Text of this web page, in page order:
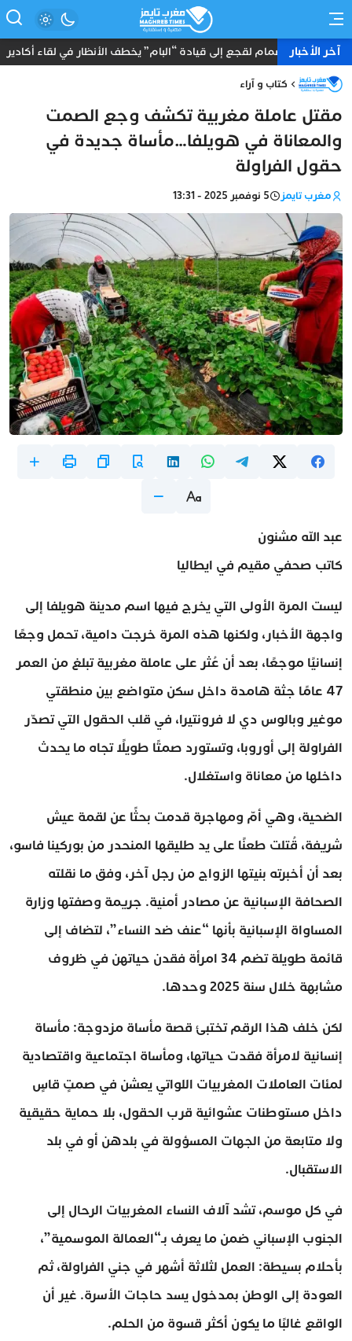
آخر الأخبارانضمام لقجع إلى قيادة “البام” يخطف الأنظار في لقاء أكادير
كتاب و آراء
مقتل عاملة مغربية تكشف وجع الصمت
والمعاناة في هويلفا…مأساة جديدة في
حقول الفراولة
مغرب تايمز 5 نوفمبر 2025 - 13:31
عبد الله مشنون
كاتب صحفي مقيم في ايطاليا
ليست المرة الأولى التي يخرج فيها اسم مدينة هويلفا إلى
واجهة الأخبار، ولكنها هذه المرة خرجت دامية، تحمل وجعًا
إنسانيًا موجعًا، بعد أن عُثر على عاملة مغربية تبلغ من العمر
47 عامًا جثة هامدة داخل سكن متواضع بين منطقتي
موغير وبالوس دي لا فرونتيرا، في قلب الحقول التي تصدّر
الفراولة إلى أوروبا، وتستورد صمتًا طويلًا تجاه ما يحدث
داخلها من معاناة واستغلال.
الضحية، وهي أمّ ومهاجرة قدمت بحثًا عن لقمة عيش
شريفة، قُتلت طعنًا على يد طليقها المنحدر من بوركينا فاسو،
بعد أن أخبرته بنيتها الزواج من رجل آخر، وفق ما نقلته
الصحافة الإسبانية عن مصادر أمنية. جريمة وصفتها وزارة
المساواة الإسبانية بأنها “عنف ضد النساء”، لتضاف إلى
قائمة طويلة تضم 34 امرأة فقدن حياتهن في ظروف
مشابهة خلال سنة 2025 وحدها.
لكن خلف هذا الرقم تختبئ قصة مأساة مزدوجة: مأساة
إنسانية لامرأة فقدت حياتها، ومأساة اجتماعية واقتصادية
لمئات العاملات المغربيات اللواتي يعشن في صمتٍ قاسٍ
داخل مستوطنات عشوائية قرب الحقول، بلا حماية حقيقية
ولا متابعة من الجهات المسؤولة في بلدهن أو في بلد
الاستقبال.
في كل موسم، تشد آلاف النساء المغربيات الرحال إلى
الجنوب الإسباني ضمن ما يعرف بـ“العمالة الموسمية”،
بأحلام بسيطة: العمل لثلاثة أشهر في جني الفراولة، ثم
العودة إلى الوطن بمدخول يسد حاجات الأسرة. غير أن
الواقع غالبًا ما يكون أكثر قسوة من الحلم.